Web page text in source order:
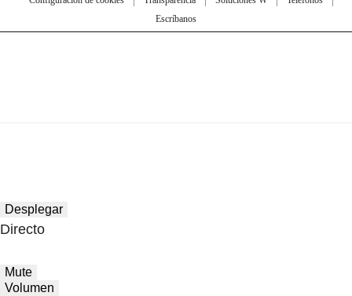
Escríbanos
Desplegar
Directo
Mute
Volumen